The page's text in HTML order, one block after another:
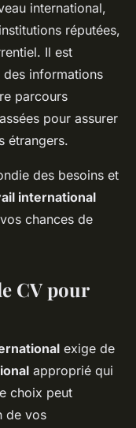
international,
réputées,
Il est
informations
parcours
pour assurer
étrangers.
des besoins et
international
chances de
CV pour
exige de
approprié qui
choix peut
de vos